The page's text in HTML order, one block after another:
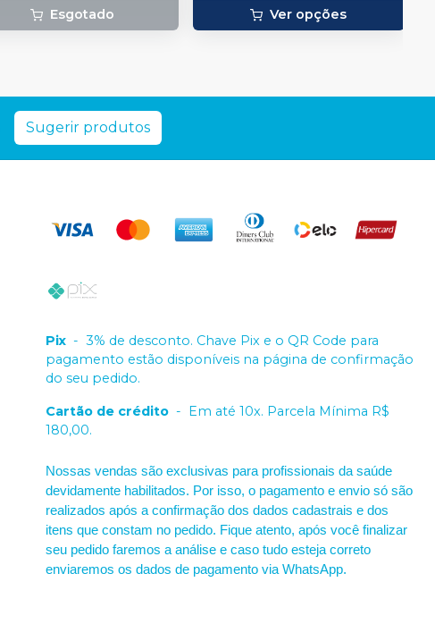
Esgotado Ver opções
Sugerir produtos
Pix - 3% de desconto. Chave Pix e o QR Code para
pagamento estão disponíveis na página de confirmação
do seu pedido.
Cartão de crédito - Em até 10x. Parcela Mínima R$
180,00.
Nossas vendas são exclusivas para profissionais da saúde
devidamente habilitados. Por isso, o pagamento e envio só são
realizados após a confirmação dos dados cadastrais e dos
itens que constam no pedido. Fique atento, após você finalizar
seu pedido faremos a análise e caso tudo esteja correto
enviaremos os dados de pagamento via WhatsApp.